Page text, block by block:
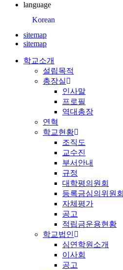
language
Korean
sitemap
sitemap
학교소개
설립목적
총장실
인사말
프로필
역대총장
연혁
학교현황
조직도
교수진
부서안내
규정
대학평의원회
등록금심의위원회
자체평가
공고
적립금운용현황
학교법인
심연학원소개
이사회
공고